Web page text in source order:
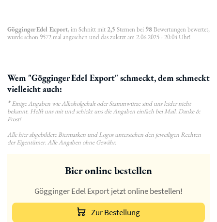
Gögginger Edel Export, im Schnitt mit 2,5 Sternen bei 98Bewertungen bewertet,
wurde schon 9572 mal angesehen und das zuletzt am 2.06.2025 - 20:04 Uhr!
Wem "Gögginger Edel Export" schmeckt, dem schmeckt
vielleicht auch:
*Einige Angaben wie Alkoholgehalt oder Stammwürze sind uns leider nicht
bekannt. Helft uns mit und schickt uns die Angaben einfach bei Mail. Danke &
Prost!
Alle hier abgebildete Biermarken und Logos unterstehen den jeweiligen Rechten
der Eigentümer. Alle Angaben ohne Gewähr.
Bier online bestellen
Gögginger Edel Export jetzt online bestellen!
Zur Bestellung